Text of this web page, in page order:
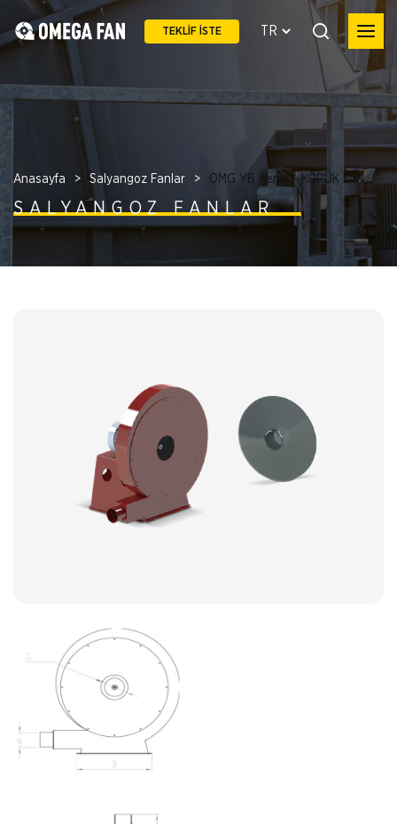
TEKLİF İSTE
Anasayfa Salyangoz Fanlar OMG YB Serisi - KÖRÜK FAN
SALYANGOZ FANLAR